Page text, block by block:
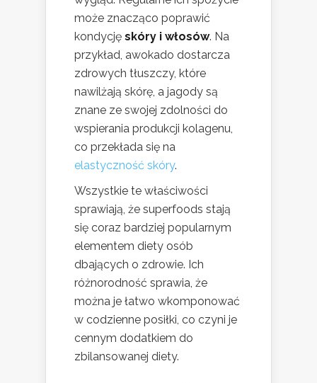
może znacząco poprawić
kondycję skóry i włosów. Na
przykład, awokado dostarcza
zdrowych tłuszczy, które
nawilżają skórę, a jagody są
znane ze swojej zdolności do
wspierania produkcji kolagenu,
co przekłada się na
elastyczność skóry.
Wszystkie te właściwości
sprawiają, że superfoods stają
się coraz bardziej popularnym
elementem diety osób
dbających o zdrowie. Ich
różnorodność sprawia, że
można je łatwo wkomponować
w codzienne posiłki, co czyni je
cennym dodatkiem do
zbilansowanej diety.